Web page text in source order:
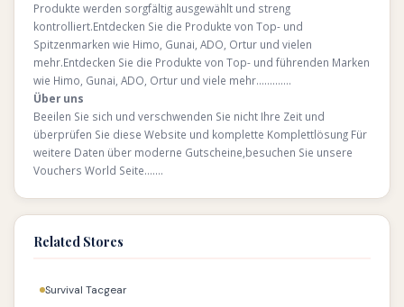
Produkte werden sorgfältig ausgewählt und streng
kontrolliert.Entdecken Sie die Produkte von Top- und
Spitzenmarken wie Himo, Gunai, ADO, Ortur und vielen
mehr.Entdecken Sie die Produkte von Top- und führenden Marken
wie Himo, Gunai, ADO, Ortur und viele mehr………….
Über uns
Beeilen Sie sich und verschwenden Sie nicht Ihre Zeit und
überprüfen Sie diese Website und komplette Komplettlösung Für
weitere Daten über moderne Gutscheine,besuchen Sie unsere
Vouchers World Seite…….
Related Stores
Survival Tacgear